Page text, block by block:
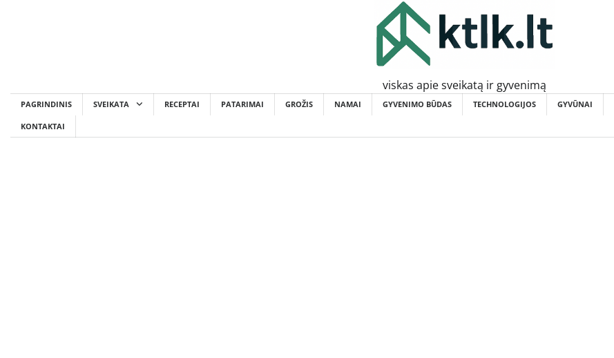
viskas apie sveikatą ir gyvenimą
PAGRINDINIS SVEIKATA RECEPTAI PATARIMAI GROŽIS NAMAI GYVENIMO BŪDAS TECHNOLOGIJOS GYVŪNAI
KONTAKTAI